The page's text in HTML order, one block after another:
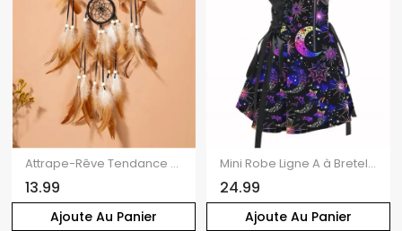
Ajoute Au Panier
Attrape-Rêve Tendance à Sculpture Creuse en Forme D'Etoile avec Perles Fantaisies Décor Maison
13.99
Ajoute Au Panier
Mini Robe Ligne A à Bretelle Ajustable Gothique Etoile Lune et Soleil Imprimés à Epaule Dénudée
24.99